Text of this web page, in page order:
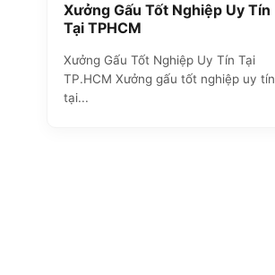
Xưởng Gấu Tốt Nghiệp Uy Tín
Tại TPHCM
Xưởng Gấu Tốt Nghiệp Uy Tín Tại
TP.HCM Xưởng gấu tốt nghiệp uy tín
tại...